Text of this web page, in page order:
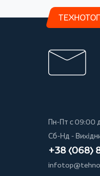
ТЕХНОТОП
Пн-Пт с 09:00
Сб-Нд -
+38 (068)